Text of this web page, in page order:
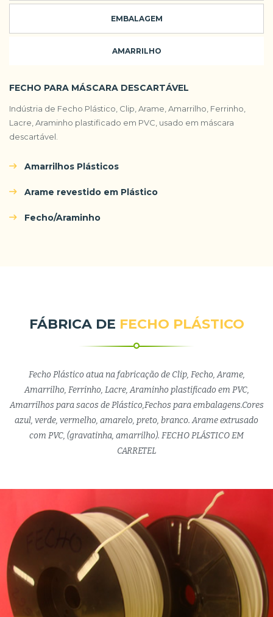
EMBALAGEM
AMARRILHO
FECHO PARA MÁSCARA DESCARTÁVEL
Indústria de Fecho Plástico, Clip, Arame, Amarrilho, Ferrinho,
Lacre, Araminho plastificado em PVC, usado em máscara
descartável.
Amarrilhos Plásticos
Arame revestido em Plástico
Fecho/Araminho
FÁBRICA DE FECHO PLÁSTICO
Fecho Plástico atua na fabricação de Clip, Fecho, Arame,
Amarrilho, Ferrinho, Lacre, Araminho plastificado em PVC,
Amarrilhos para sacos de Plástico,Fechos para embalagens.Cores
azul, verde, vermelho, amarelo, preto, branco. Arame extrusado
com PVC, (gravatinha, amarrilho). FECHO PLÁSTICO EM
CARRETEL